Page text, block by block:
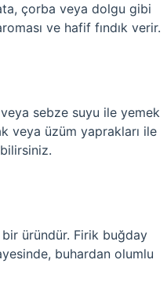
çorba veya dolgu gibi
ve hafif fındık verir.
sebze suyu ile yemek
veya üzüm yaprakları ile
üründür. Firik buğday
buhardan olumlu